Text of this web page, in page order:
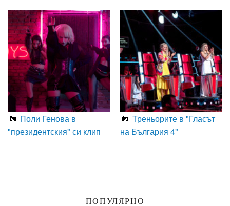
Поли Генова в
"президентския" си клип
Треньорите в "Гласът
на България 4"
ПОПУЛЯРНО